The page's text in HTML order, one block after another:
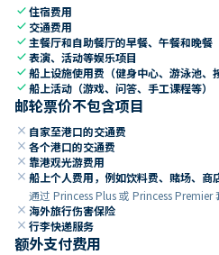
check住宿费用
check 交通费用
check 主餐厅和自助餐厅的早餐、午餐和晚餐
check表演、活动等娱乐项目
check船上设施使用费（健身中心、游泳池、
check船上活动（游戏、问答、手工课程等）
邮轮票价不包含项目
close 自家至港口的交通费
close 各个港口的交通费
close 靠港观光游费用
close 船上个人费用，例如饮料费、赌场、
通过 Princess Plus 或 Princess Premier
close 海外旅行伤害保险
close 行李快递服务
额外支付费用